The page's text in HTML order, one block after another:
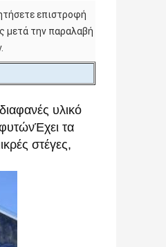
επιστροφή
μετά την παραλαβή
υλικό
τα
στέγες,